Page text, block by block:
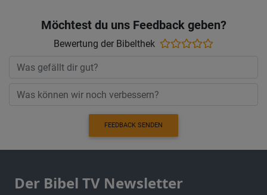
Möchtest du uns Feedback geben?
Bewertung der Bibelthek
FEEDBACK SENDEN
Der Bibel TV Newsletter